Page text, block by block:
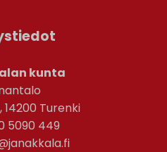
kunta
14200 Turenki
5090 449